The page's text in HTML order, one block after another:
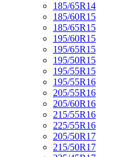
185/65R14
185/60R15
185/65R15
195/60R15
195/65R15
195/50R15
195/55R15
195/55R16
205/55R16
205/60R16
215/55R16
225/55R16
205/50R17
215/50R17